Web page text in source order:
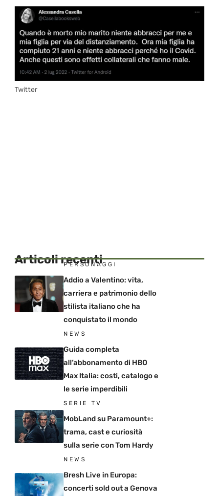
Twitter
Articoli recenti
PERSONAGGI
Addio a Valentino: vita,
carriera e patrimonio dello
stilista italiano che ha
conquistato il mondo
NEWS
Guida completa
all’abbonamento di HBO
Max Italia: costi, catalogo e
le serie imperdibili
SERIE TV
MobLand su Paramount+:
trama, cast e curiosità
sulla serie con Tom Hardy
NEWS
Bresh Live in Europa:
concerti sold out a Genova